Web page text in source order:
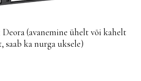
(avanemine ühelt või kahelt
saab ka nurga uksele)